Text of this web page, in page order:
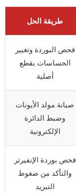
طريقة الحل
فحص البوردة وتغيير
الحساسات بقطع
أصلية
صيانة مولد الأيونات
وضبط الدائرة
الإلكترونية
فحص بوردة الإنفيرتر
والتأكد من ضغوط
التبريد